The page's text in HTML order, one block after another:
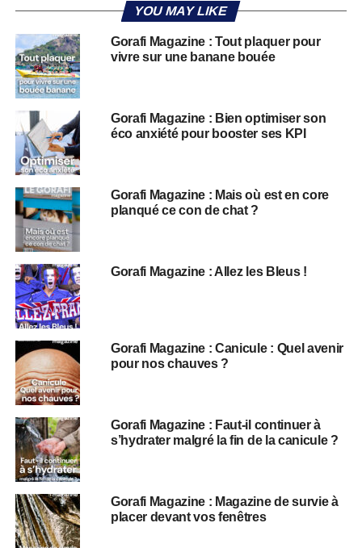
YOU MAY LIKE
Gorafi Magazine : Tout plaquer pour
vivre sur une banane bouée
Gorafi Magazine : Bien optimiser son
éco anxiété pour booster ses KPI
Gorafi Magazine : Mais où est en core
planqué ce con de chat ?
Gorafi Magazine : Allez les Bleus !
Gorafi Magazine : Canicule : Quel avenir
pour nos chauves ?
Gorafi Magazine : Faut-il continuer à
s’hydrater malgré la fin de la canicule ?
Gorafi Magazine : Magazine de survie à
placer devant vos fenêtres